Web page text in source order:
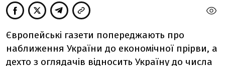
Європейські газети попереджають про
наближення України до економічної прірви, а
дехто з оглядачів відносить Україну до числа